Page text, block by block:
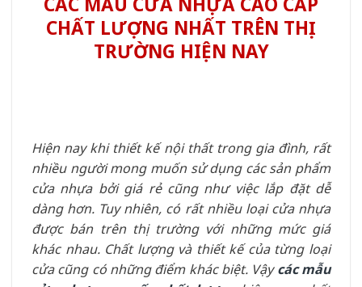
CHẤT LƯỢNG NHẤT TRÊN THỊ
TRƯỜNG HIỆN NAY
Hiện nay khi thiết kế nội thất trong gia đình, rất
nhiều người mong muốn sử dụng các sản phẩm
cửa nhựa bởi giá rẻ cũng như việc lắp đặt dễ
dàng hơn. Tuy nhiên, có rất nhiều loại cửa nhựa
được bán trên thị trường với những mức giá
khác nhau. Chất lượng và thiết kế của từng loại
cửa cũng có những điểm khác biệt. Vậycác mẫu